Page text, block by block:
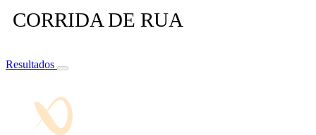
CORRIDA DE RUA
Resultados